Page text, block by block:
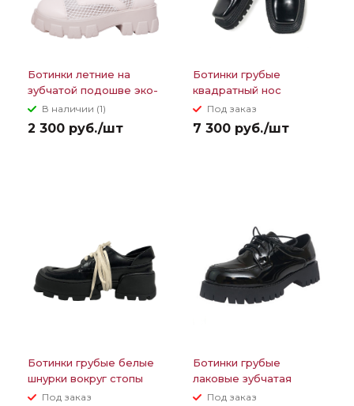
Ботинки летние на
зубчатой подошве эко-
кожа + сетка
В наличии (1)
2 300 руб./шт
Ботинки грубые
квадратный нос
широкая подошва
уровнями
Под заказ
7 300 руб./шт
Ботинки грубые белые
шнурки вокруг стопы
Под заказ
Ботинки грубые
лаковые зубчатая
платформа
Под заказ